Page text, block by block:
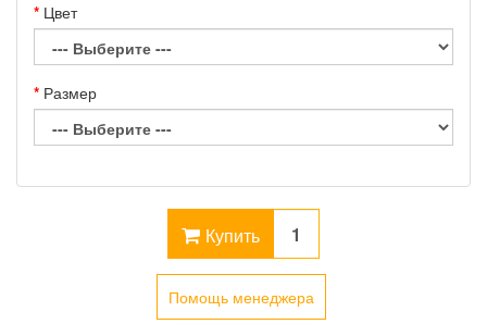
Цвет
Размер
Купить
Помощь менеджера